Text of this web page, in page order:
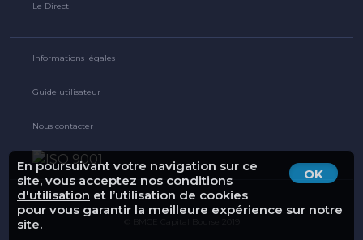
OK
En poursuivant votre navigation sur ce
site, vous acceptez nos conditions
d'utilisation et l’utilisation de cookies
pour vous garantir la meilleure expérience sur notre
site.
Le Direct
Informations légales
Guide utilisateur
Nous contacter